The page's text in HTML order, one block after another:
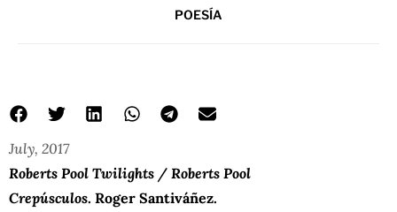
POESÍA
July, 2017
Roberts Pool Twilights / Roberts Pool
Crepúsculos. Roger Santiváñez.